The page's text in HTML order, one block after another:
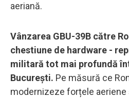
aeriană.
Vânzarea GBU-39B către
chestiune de hardware -
militară tot mai profundă
București. Pe măsură ce
modernizeze forțele aeriene